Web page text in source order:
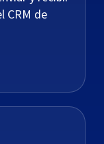
CRM de